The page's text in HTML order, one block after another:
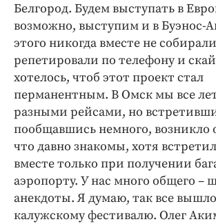
Белгород. Будем выступать в
возможно, выступим и в Буэнос-
этого никогда вместе не
репетировали по телефону и
хотелось, чтоб этот проект стал
перманентным. В Омск мы все
разными рейсами, но
пообщавшись немного,
что давно знакомы, хотя
вместе только при получении
аэропорту. У нас много общего –
анекдоты. Я думаю, так все
калужскому фестивалю. Олег